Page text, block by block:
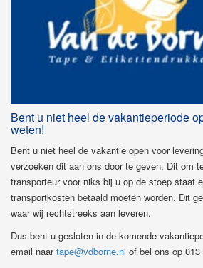
Bent u niet heel de vakantieperiode
weten!
Bent u niet heel de vakantie open voor
verzoeken dit aan ons door te geven. Dit om
transporteur voor niks bij u op de stoep staat
transportkosten betaald moeten worden. Dit
waar wij rechtstreeks aan leveren.
Dus bent u gesloten in de komende
email naartape@vdborne.nl of bel ons op